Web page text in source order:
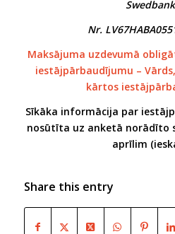
Nr.
Maksājuma uzdevumā
iestājpārbaudījumu –
kārtos
Sīkāka informācija par
nosūtīta uz anketā norādīto
aprīlim
Share this entry